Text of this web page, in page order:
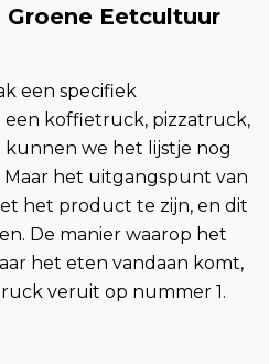
Groene Eetcultuur
een specifiek
koffietruck, pizzatruck,
we het lijstje nog
het uitgangspunt van
het product te zijn, en dit
De manier waarop het
het eten vandaan komt,
veruit op nummer 1.